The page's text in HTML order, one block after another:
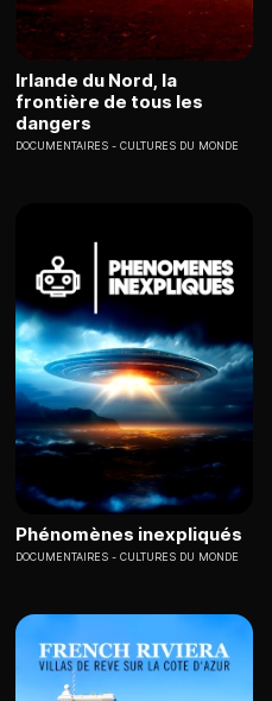
Irlande du Nord, la
frontière de tous les
dangers
DOCUMENTAIRES CULTURES DU MONDE
Phénomènes inexpliqués
DOCUMENTAIRES CULTURES DU MONDE